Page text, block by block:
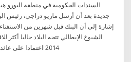
السندات الحكومية في منطقة اليورو
جديدة بعد أن أرسل ماريو دراجي، رئيس
إشارة إلى أن البنك قبل شهرين من
الشيوخ الإيطالي تتجه البلاد حاليا أكثر
2014 اعتمادا على عائدات السندات الحكومية. وقال